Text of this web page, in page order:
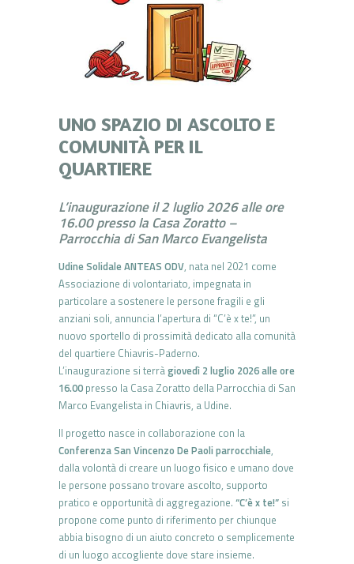
UNO SPAZIO DI ASCOLTO E
COMUNITÀ PER IL
QUARTIERE
L’inaugurazione il 2 luglio 2026 alle ore
16.00 presso la Casa Zoratto –
Parrocchia di San Marco Evangelista
Udine Solidale ANTEAS ODV, nata nel 2021 come
Associazione di volontariato, impegnata in
particolare a sostenere le persone fragili e gli
anziani soli, annuncia l’apertura di “C’è x te!”, un
nuovo sportello di prossimità dedicato alla comunità
del quartiere Chiavris-Paderno.
L’inaugurazione si terràgiovedì 2 luglio 2026 alle ore
16.00 presso la Casa Zoratto della Parrocchia di San
Marco Evangelista in Chiavris, a Udine.
Il progetto nasce in collaborazione con la
Conferenza San Vincenzo De Paoli parrocchiale,
dalla volontà di creare un luogo fisico e umano dove
le persone possano trovare ascolto, supporto
pratico e opportunità di aggregazione. “C’è x te!” si
propone come punto di riferimento per chiunque
abbia bisogno di un aiuto concreto o semplicemente
di un luogo accogliente dove stare insieme.